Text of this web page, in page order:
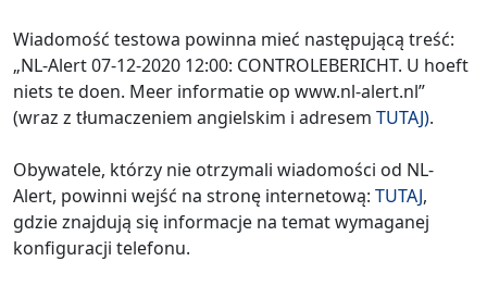
Wiadomość testowa powinna mieć następującą treść:
„NL-Alert 07-12-2020 12:00: CONTROLEBERICHT. U hoeft
niets te doen. Meer informatie op www.nl-alert.nl”
(wraz z tłumaczeniem angielskim i adresem TUTAJ).
Obywatele, którzy nie otrzymali wiadomości od NL-
Alert, powinni wejść na stronę internetową: TUTAJ,
gdzie znajdują się informacje na temat wymaganej
konfiguracji telefonu.